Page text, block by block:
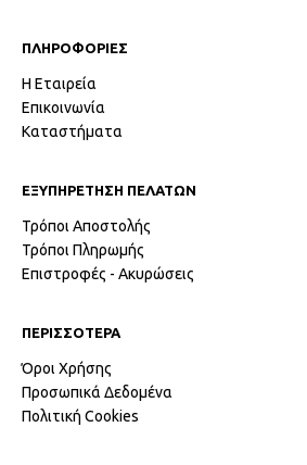
ΠΛΗΡΟΦΟΡΙΕΣ
Η Εταιρεία
Επικοινωνία
Καταστήματα
ΕΞΥΠΗΡΕΤΗΣΗ ΠΕΛΑΤΩΝ
Τρόποι Αποστολής
Τρόποι Πληρωμής
Επιστροφές - Ακυρώσεις
ΠΕΡΙΣΣΟΤΕΡΑ
Όροι Χρήσης
Προσωπικά Δεδομένα
Πολιτική Cookies